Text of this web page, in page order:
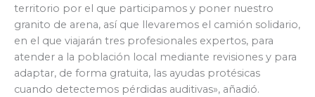
territorio por el que participamos y poner nuestro
granito de arena, así que llevaremos el camión solidario,
en el que viajarán tres profesionales expertos, para
atender a la población local mediante revisiones y para
adaptar, de forma gratuita, las ayudas protésicas
cuando detectemos pérdidas auditivas», añadió.